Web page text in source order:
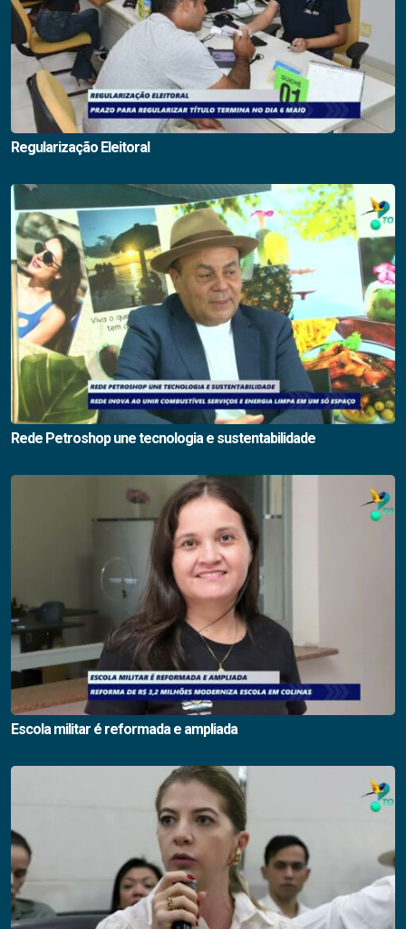
Regularização Eleitoral
Rede Petroshop une tecnologia e sustentabilidade
Escola militar é reformada e ampliada